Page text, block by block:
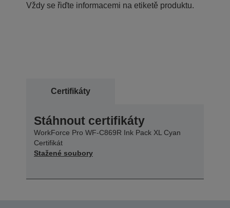
Vždy se řiďte informacemi na etiketě produktu.
Certifikáty
Stáhnout certifikáty
WorkForce Pro WF-C869R Ink Pack XL Cyan
Certifikát
Stažené soubory